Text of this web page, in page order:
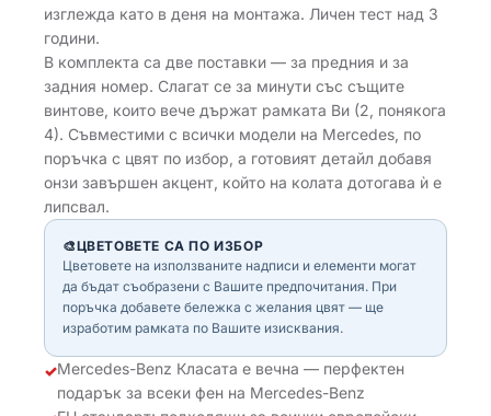
изглежда като в деня на монтажа. Личен тест над 3
години.
В комплекта са две поставки — за предния и за
задния номер. Слагат се за минути със същите
винтове, които вече държат рамката Ви (2, понякога
4). Съвместими с всички модели на Mercedes, по
поръчка с цвят по избор, а готовият детайл добавя
онзи завършен акцент, който на колата дотогава ѝ е
липсвал.
🎨ЦВЕТОВЕТЕ СА ПО ИЗБОР
Цветовете на използваните надписи и елементи могат
да бъдат съобразени с Вашите предпочитания. При
поръчка добавете бележка с желания цвят — ще
изработим рамката по Вашите изисквания.
✓Mercedes-Benz Класата е вечна — перфектен
подарък за всеки фен на Mercedes-Benz